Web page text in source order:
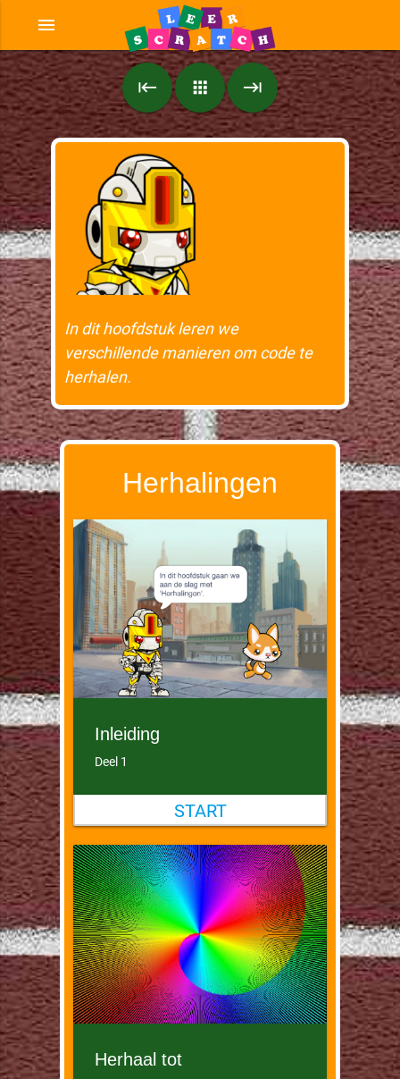
menu
keyboard_tab apps keyboard_tab
In dit hoofdstuk leren we
verschillende manieren om code te
herhalen.
Herhalingen
Inleiding
Deel 1
START
Herhaal tot